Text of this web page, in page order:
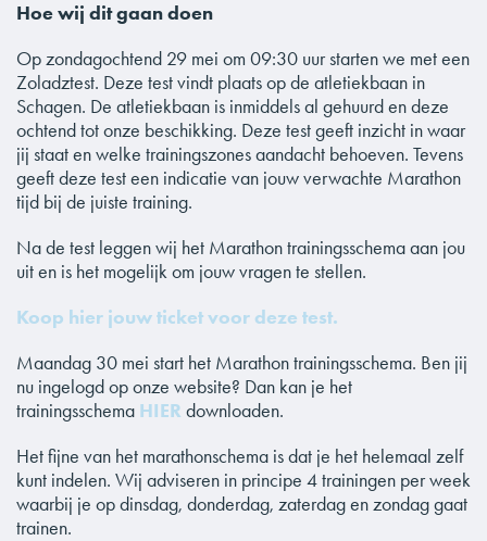
Hoe wij dit gaan doen
Op zondagochtend 29 mei om 09:30 uur starten we met een
Zoladztest. Deze test vindt plaats op de atletiekbaan in
Schagen. De atletiekbaan is inmiddels al gehuurd en deze
ochtend tot onze beschikking. Deze test geeft inzicht in waar
jij staat en welke trainingszones aandacht behoeven. Tevens
geeft deze test een indicatie van jouw verwachte Marathon
tijd bij de juiste training.
Na de test leggen wij het Marathon trainingsschema aan jou
uit en is het mogelijk om jouw vragen te stellen.
Koop hier jouw ticket voor deze test.
Maandag 30 mei start het Marathon trainingsschema. Ben jij
nu ingelogd op onze website? Dan kan je het
trainingsschema HIER downloaden.
Het fijne van het marathonschema is dat je het helemaal zelf
kunt indelen. Wij adviseren in principe 4 trainingen per week
waarbij je op dinsdag, donderdag, zaterdag en zondag gaat
trainen.